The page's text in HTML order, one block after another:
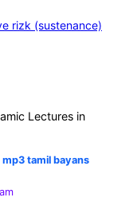
rizk (sustenance)
Lectures in
tamil bayans